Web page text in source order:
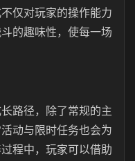
仅对玩家的操作能力
的趣味性，使每一场
路径，除了常规的主
动与限时任务也会为
程中，玩家可以借助